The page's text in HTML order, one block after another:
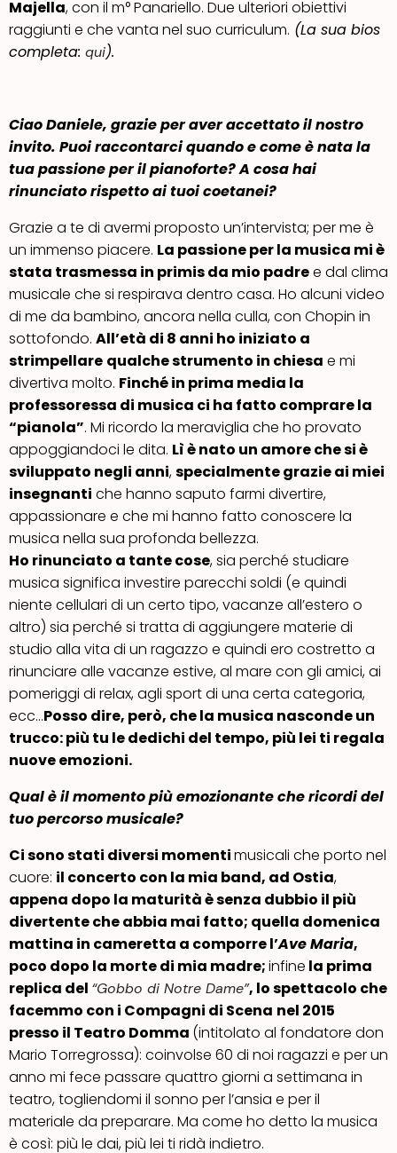
Majella, con il m° Panariello. Due ulteriori obiettivi
raggiunti e che vanta nel suo curriculum. (La sua bios
completa: qui).
CiaoDaniele, grazie per aver accettato il nostro
invito. Puoi raccontarci quando e come è nata la
tua passione per il pianoforte? A cosa hai
rinunciato rispetto ai tuoi coetanei?
Grazie a te di avermi proposto un’intervista; per me è
un immenso piacere. La passione per la musica mi è
stata trasmessa in primis da mio padree dal clima
musicale che si respirava dentro casa. Ho alcuni video
di me da bambino, ancora nella culla, con Chopin in
sottofondo. All’età di 8 anni ho iniziato a
strimpellare qualche strumento in chiesa e mi
divertiva molto. Finché in prima media la
professoressa di musica ci ha fatto comprare la
“pianola”. Mi ricordo la meraviglia che ho provato
appoggiandoci le dita. Lì è nato un amore che si è
sviluppato negli anni,specialmente grazie ai miei
insegnanti che hanno saputo farmi divertire,
appassionare e che mi hanno fatto conoscere la
musica nella sua profonda bellezza.
Ho rinunciato a tante cose, sia perché studiare
musica significa investire parecchi soldi (e quindi
niente cellulari di un certo tipo, vacanze all’estero o
altro) sia perché si tratta di aggiungere materie di
studio alla vita di un ragazzo e quindi ero costretto a
rinunciare alle vacanze estive, al mare con gli amici, ai
pomeriggi di relax, agli sport di una certa categoria,
ecc…Posso dire, però, che la musica nasconde un
trucco: più tu le dedichi del tempo, più lei ti regala
nuove emozioni.
Qual è il momento più emozionante che ricordi del
tuo percorso musicale?
Ci sono stati diversi momentimusicali che porto nel
cuore: il concerto con la mia band, ad Ostia,
appena dopo la maturità è senza dubbio il più
divertente che abbia mai fatto; quella domenica
mattina in cameretta a comporre l’Ave Maria,
poco dopo la morte di mia madre;infine la prima
replica del “Gobbo di Notre Dame”, lo spettacolo che
facemmo con i Compagni di Scena nel 2015
presso il Teatro Domma (intitolato al fondatore don
Mario Torregrossa): coinvolse 60 di noi ragazzi e per un
anno mi fece passare quattro giorni a settimana in
teatro, togliendomi il sonno per l’ansia e per il
materiale da preparare. Ma come ho detto la musica
è così: più le dai, più lei ti ridà indietro.